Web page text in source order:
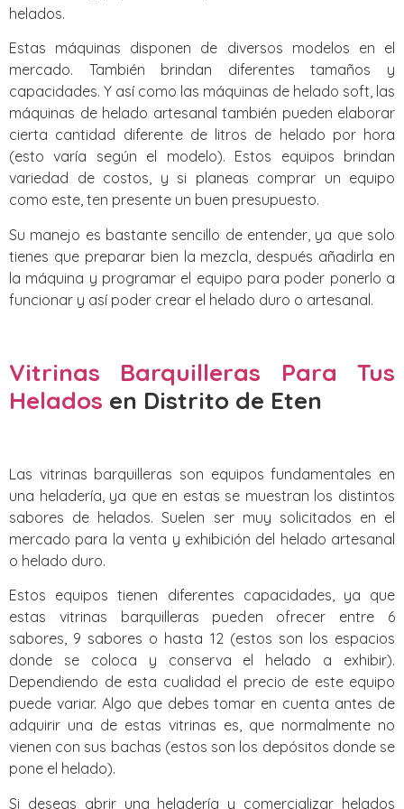
helados.
Estas máquinas disponen de diversos modelos en el
mercado. También brindan diferentes tamaños y
capacidades. Y así como las máquinas de helado soft, las
máquinas de helado artesanal también pueden elaborar
cierta cantidad diferente de litros de helado por hora
(esto varía según el modelo). Estos equipos brindan
variedad de costos, y si planeas comprar un equipo
como este, ten presente un buen presupuesto.
Su manejo es bastante sencillo de entender, ya que solo
tienes que preparar bien la mezcla, después añadirla en
la máquina y programar el equipo para poder ponerlo a
funcionar y así poder crear el helado duro o artesanal.
Vitrinas Barquilleras Para Tus
Helados en Distrito de Eten
Las vitrinas barquilleras son equipos fundamentales en
una heladería, ya que en estas se muestran los distintos
sabores de helados. Suelen ser muy solicitados en el
mercado para la venta y exhibición del helado artesanal
o helado duro.
Estos equipos tienen diferentes capacidades, ya que
estas vitrinas barquilleras pueden ofrecer entre 6
sabores, 9 sabores o hasta 12 (estos son los espacios
donde se coloca y conserva el helado a exhibir).
Dependiendo de esta cualidad el precio de este equipo
puede variar. Algo que debes tomar en cuenta antes de
adquirir una de estas vitrinas es, que normalmente no
vienen con sus bachas (estos son los depósitos donde se
pone el helado).
Si deseas abrir una heladería y comercializar helados